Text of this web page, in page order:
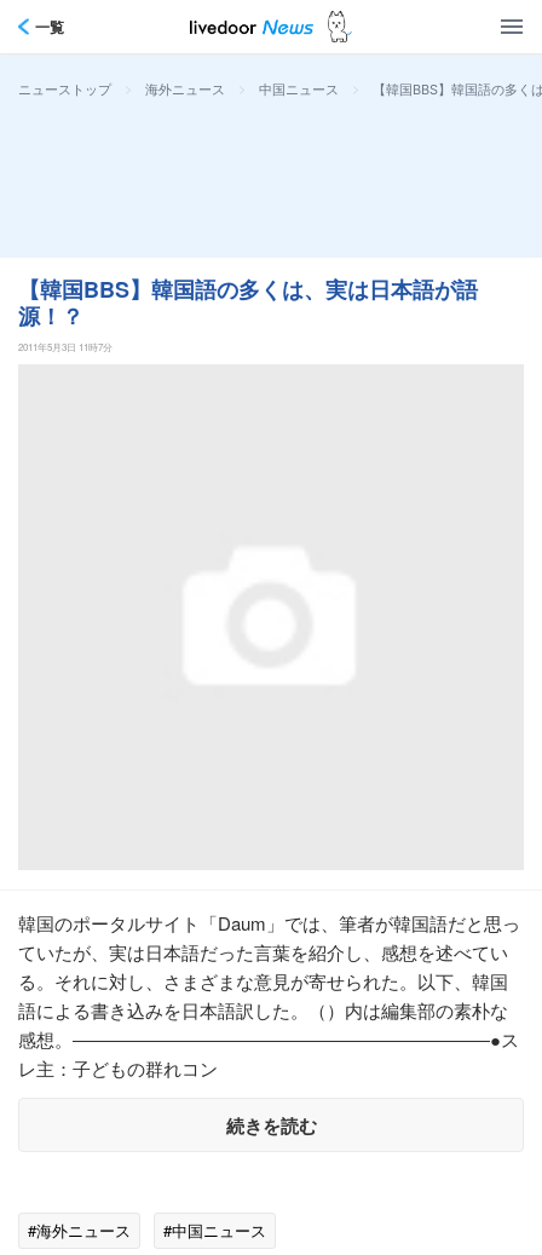
一覧
ニューストップ > 海外ニュース > 中国ニュース > 【韓国BBS】韓国語の多
【韓国BBS】韓国語の多くは、実は日本語が語
源！？
2011年5月3日 11時7分
韓国のポータルサイト「Daum」では、筆者が韓国語だと思っ
ていたが、実は日本語だった言葉を紹介し、感想を述べてい
る。それに対し、さまざまな意見が寄せられた。以下、韓国
語による書き込みを日本語訳した。（）内は編集部の素朴な
感想。―――――――――――――――――――――――●ス
レ主：子どもの群れコン
続きを読む
#海外ニュース #中国ニュース